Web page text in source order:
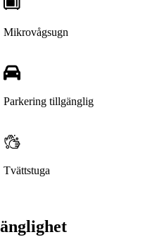
Mikrovågsugn
Parkering tillgänglig
Tvättstuga